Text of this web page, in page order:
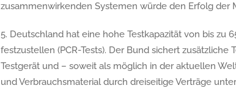
zusammenwirkenden Systemen würde den Erfolg der
5. Deutschland hat eine hohe Testkapazität von bis zu
festzustellen (PCR-Tests). Der Bund sichert
Testgerät und – soweit als möglich in der aktuellen
und Verbrauchsmaterial durch dreiseitige Verträge